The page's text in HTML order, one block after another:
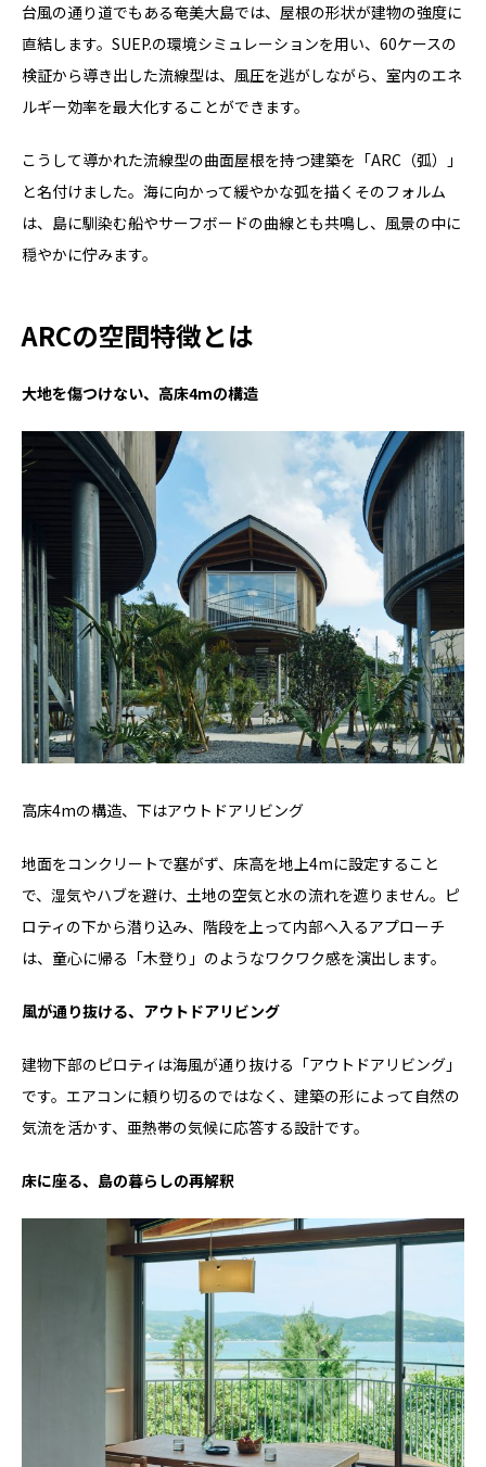
台風の通り道でもある奄美大島では、屋根の形状が建物の強度に
直結します。SUEP.の環境シミュレーションを用い、60ケースの
検証から導き出した流線型は、風圧を逃がしながら、室内のエネ
ルギー効率を最大化することができます。
こうして導かれた流線型の曲面屋根を持つ建築を「ARC（弧）」
と名付けました。海に向かって緩やかな弧を描くそのフォルム
は、島に馴染む船やサーフボードの曲線とも共鳴し、風景の中に
穏やかに佇みます。
ARCの空間特徴とは
大地を傷つけない、高床4mの構造
高床4mの構造、下はアウトドアリビング
地面をコンクリートで塞がず、床高を地上4mに設定すること
で、湿気やハブを避け、土地の空気と水の流れを遮りません。ピ
ロティの下から潜り込み、階段を上って内部へ入るアプローチ
は、童心に帰る「木登り」のようなワクワク感を演出します。
風が通り抜ける、アウトドアリビング
建物下部のピロティは海風が通り抜ける「アウトドアリビング」
です。エアコンに頼り切るのではなく、建築の形によって自然の
気流を活かす、亜熱帯の気候に応答する設計です。
床に座る、島の暮らしの再解釈